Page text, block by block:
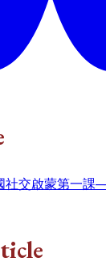
社交啟蒙第一課